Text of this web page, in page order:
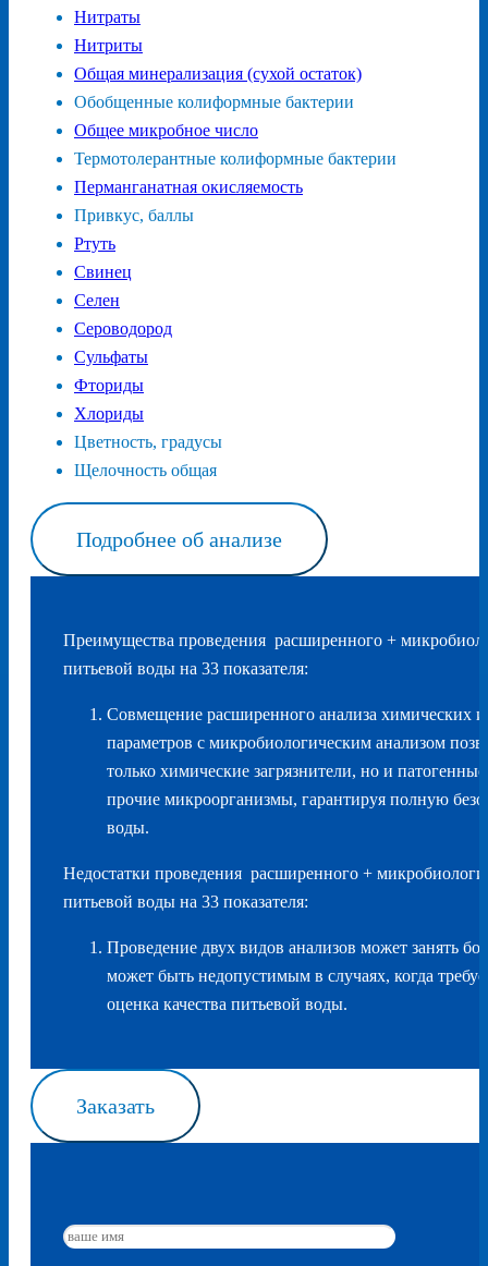
Нитраты
Нитриты
Общая минерализация (сухой остаток)
Обобщенные колиформные бактерии
Общее микробное число
Термотолерантные колиформные бактерии
Перманганатная окисляемость
Привкус, баллы
Ртуть
Свинец
Селен
Сероводород
Сульфаты
Фториды
Хлориды
Цветность, градусы
Щелочность общая
Подробнее об анализе
Преимущества проведения расширенного +
питьевой воды на 33 показателя:
Совмещение расширенного анализа химических
параметров с микробиологическим анализом
только химические загрязнители, но и
прочие микроорганизмы, гарантируя полную
воды.
Недостатки проведения расширенного +
питьевой воды на 33 показателя:
Проведение двух видов анализов может занять
может быть недопустимым в случаях, когда
оценка качества питьевой воды.
Заказать